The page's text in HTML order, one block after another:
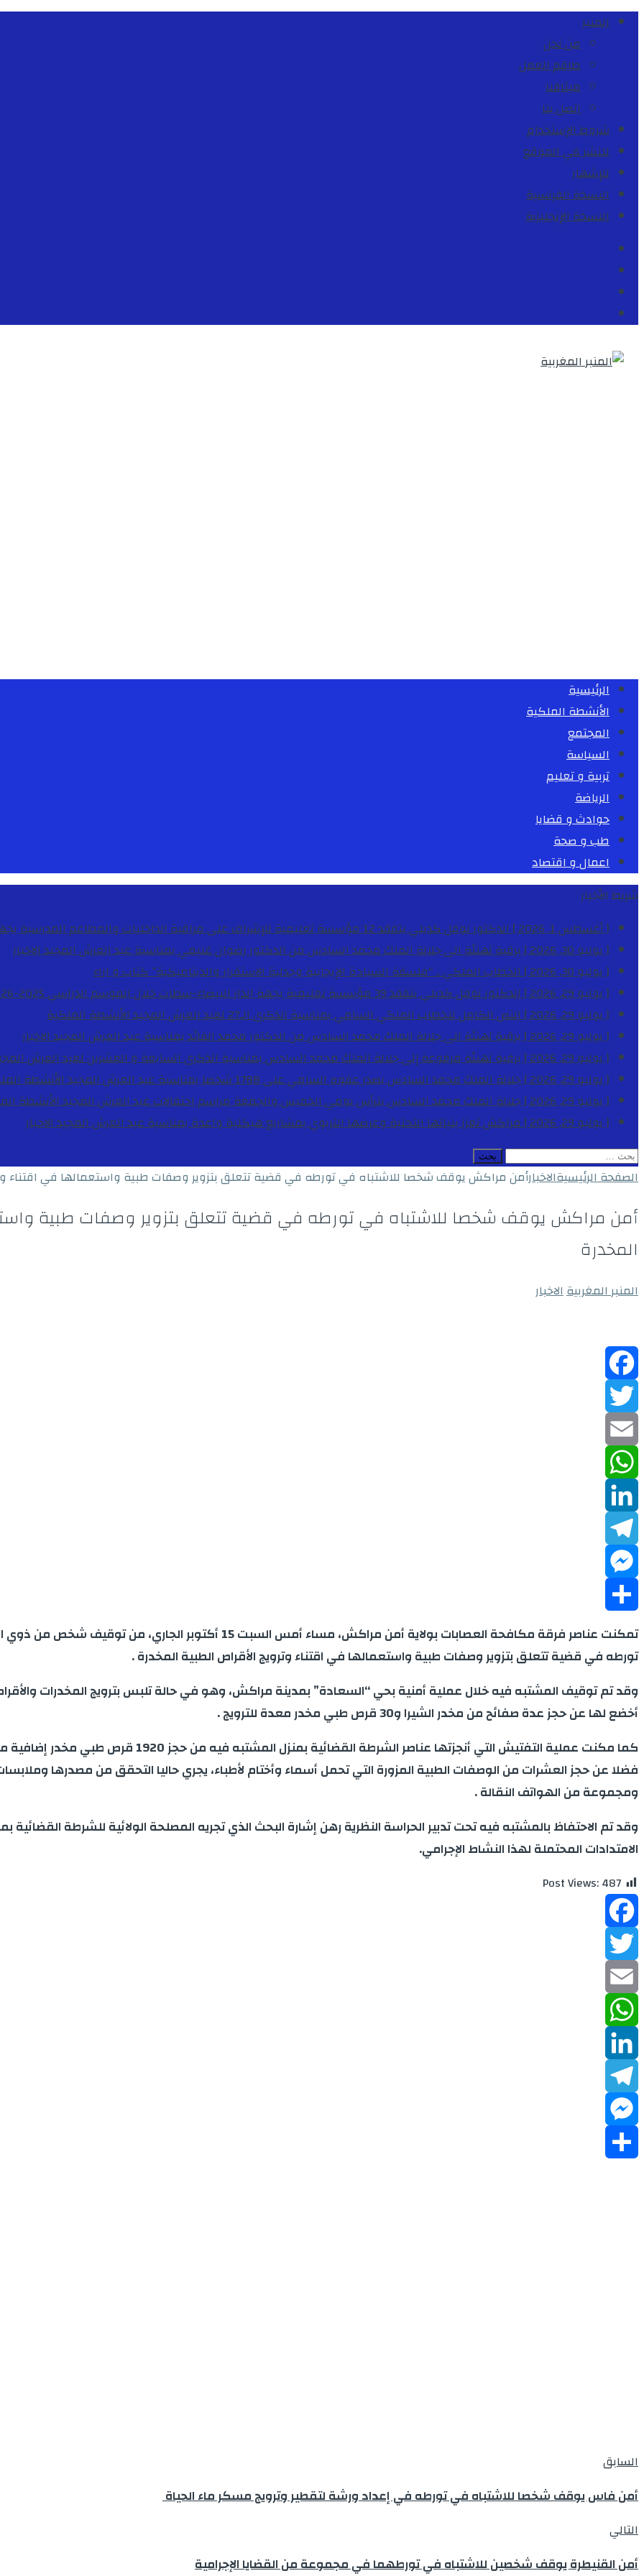
المنبر
من نحن
طاقم العمل
ميثاقنا
اتصل بنا
شروط الإستخدام
للنشر في الموقع
للإشهار
النسخة الفرنسية
النسخة الإنجليزية
الرئيسية
الأنشطة الملكية
المجتمع
السياسة
تربية و تعليم
الرياضة
حوادث و قضايا
طب و صحة
اعمال و اقتصاد
شريط الأخبار
[ أغسطس 1, 2026 ]
الدكتور نوفل كديلي يتفقد 12 مؤسسة تعليمية للإشراف على مراقبة الداخليات والمطاعم المدرسية بجهة الدار البيضاء-سطات
[ يوليو 30, 2026 ]
برقية تهنئة الى جلالة الملك محمد السادس من الدكتور رضوان غنيمي بمناسبة عيد العرش المجيدالاخبار
[ يوليو 30, 2026 ]
الخطاب الملكي .. “فلسفة السيادة الإيجابية وجدلية الاستقرار والديناميكية”كتاب و اراء
[ يوليو 29, 2026 ]
الدكتور نوفل كديلي يتفقد 39 مؤسسة تعليمية بجهة الدار البيضاء-سطات خلال الموسم الدراسي 2025-2026
[ يوليو 29, 2026 ]
النص الكامل للخطاب الملكي السامي بمناسبة الذكرى الـ27 لعيد العرش المجيد
الأنشطة الملكية
[ يوليو 29, 2026 ]
برقية تهنئة الى جلالة الملك محمد السادس من الدكتور محمد الفائد بمناسبة عيد العرش المجيدالاخبار
[ يوليو 29, 2026 ]
برقية تهنئة مرفوعة إلى جلالة الملك محمد السادس بمناسبة الذكرى السابعة و العشرين لعيد العرش
[ يوليو 29, 2026 ]
جلالة الملك محمد السادس يصدر عفوه السامي على 1788 شخصا بمناسبة عيد العرش المجيد
الأنشطة
[ يوليو 29, 2026 ]
جلالة الملك محمد السادس يترأس يومي الخميس والجمعة مراسم احتفالات عيد العرش المجيدالأنشطة
[ يوليو 29, 2026 ]
مراكش تعزز بنياتها التحتية وعرضها التربوي بمشاريع هيكلية واعدة بمناسبة عيد العرش المجيدالاخبار
البحث
عن:
الصفحة الرئيسيةالاخبارأمن مراكش يوقف شخصا للاشتباه في تورطه في قضية تتعلق بتزوير وصفات طبية واستعمالها في اقتناء
أمن مراكش يوقف شخصا للاشتباه في تورطه في قضية تتعلق بتزوير وصفات طبية
المخدرة
المنبر المغربيةالاخبار
Facebook
Twitter
Email
WhatsApp
LinkedIn
Telegram
Messenger
Share
تورطه في قضية تتعلق بتزوير وصفات طبية واستعمالها في اقتناء وترويج الأقراص الطبية المخدرة .
وقد تم توقيف المشتبه فيه خلال عملية أمنية بحي “السعادة” بمدينة مراكش، وهو في حالة تلبس بترويج المخدرات
أخضع لها عن حجز عدة صفائح من مخدر الشيرا و30 قرص طبي مخدر معدة للترويج .
فضلا عن حجز العشرات من الوصفات الطبية المزورة التي تحمل أسماء وأختام لأطباء، يجري حاليا التحقق من مصدرها
ومجموعة من الهواتف النقالة .
وقد تم الاحتفاظ بالمشتبه فيه تحت تدبير الحراسة النظرية رهن إشارة البحث الذي تجريه المصلحة الولائية للشرطة
الامتدادات المحتملة لهذا النشاط الإجرامي.
Post Views:487
Facebook
Twitter
Email
WhatsApp
LinkedIn
Telegram
Messenger
السابق
أمن فاس يوقف شخصا للاشتباه في تورطه في إعداد ورشة لتقطير وترويج مسكر ماء الحياة
التالي
أمن القنيطرة يوقف شخصين للاشتباه في تورطهما في مجموعة من القضايا الإجرامية